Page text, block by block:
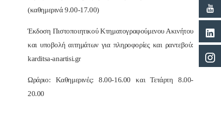
(καθημερινά 9.00-17.00)
Έκδοση Πιστοποιητικού Κτηματογραφούμενου Ακινήτου
και υποβολή αιτημάτων για πληροφορίες και ραντεβού:
karditsa-anartisi.gr
Ωράριο: Kαθημερινές: 8.00-16.00 και Τετάρτη 8.00-
20.00